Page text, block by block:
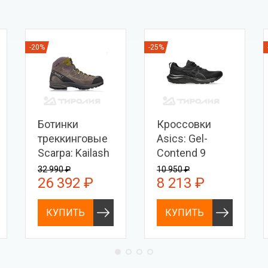
-20%
Ботинки
треккинговые
Scarpa: Kailash
Trek GTX
32 990 ₽
26 392 ₽
КУПИТЬ
-25%
Кроссовки
Asics: Gel-
Contend 9
10 950 ₽
8 213 ₽
КУПИТЬ